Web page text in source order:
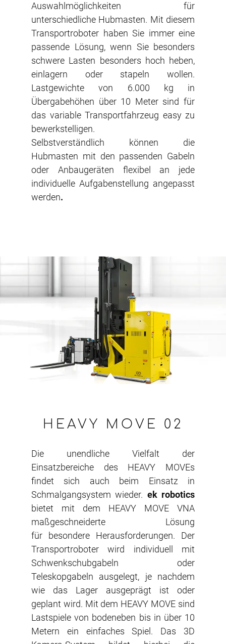
Auswahlmöglichkeiten für
unterschiedliche Hubmasten. Mit diesem
Transportroboter haben Sie immer eine
passende Lösung, wenn Sie besonders
schwere Lasten besonders hoch heben,
einlagern oder stapeln wollen.
Lastgewichte von 6.000 kg in
Übergabehöhen über 10 Meter sind für
das variable Transportfahrzeug easy zu
bewerkstelligen.
Selbstverständlich können die
Hubmasten mit den passenden Gabeln
oder Anbaugeräten flexibel an jede
individuelle Aufgabenstellung angepasst
werden.
HEAVY MOVE 02
Die unendliche Vielfalt der
Einsatzbereiche des HEAVY MOVEs
findet sich auch beim Einsatz in
Schmalgangsystem wieder. ek robotics
bietet mit dem HEAVY MOVE VNA
maßgeschneiderte Lösung
für besondere Herausforderungen. Der
Transportroboter wird individuell mit
Schwenkschubgabeln oder
Teleskopgabeln ausgelegt, je nachdem
wie das Lager ausgeprägt ist oder
geplant wird. Mit dem HEAVY MOVE sind
Lastspiele von bodeneben bis in über 10
Metern ein einfaches Spiel. Das 3D